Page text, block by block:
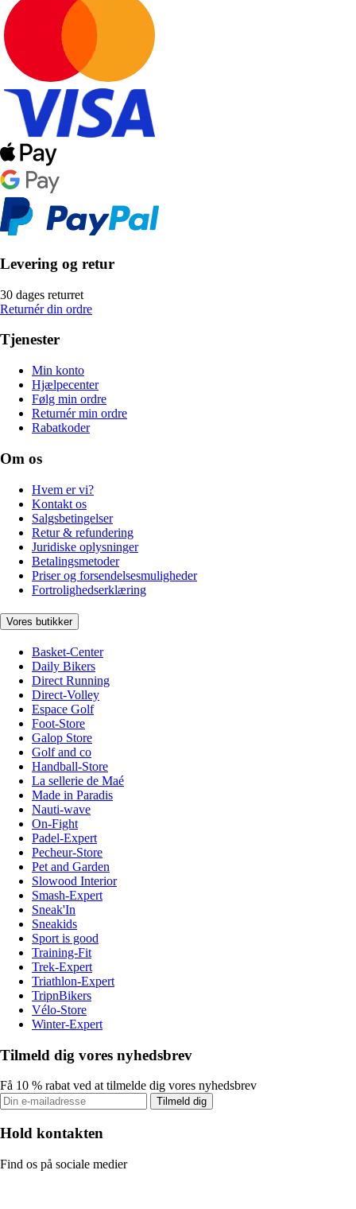
Levering og retur
30 dages returret
Returnér din ordre
Tjenester
Min konto
Hjælpecenter
Følg min ordre
Returnér min ordre
Rabatkoder
Om os
Hvem er vi?
Kontakt os
Salgsbetingelser
Retur & refundering
Juridiske oplysninger
Betalingsmetoder
Priser og forsendelsesmuligheder
Fortrolighedserklæring
Vores butikker
Basket-Center
Daily Bikers
Direct Running
Direct-Volley
Espace Golf
Foot-Store
Galop Store
Golf and co
Handball-Store
La sellerie de Maé
Made in Paradis
Nauti-wave
On-Fight
Padel-Expert
Pecheur-Store
Pet and Garden
Slowood Interior
Smash-Expert
Sneak'In
Sneakids
Sport is good
Training-Fit
Trek-Expert
Triathlon-Expert
TripnBikers
Vélo-Store
Winter-Expert
Tilmeld dig vores nyhedsbrev
Få 10 % rabat ved at tilmelde dig vores nyhedsbrev
Tilmeld dig
Hold kontakten
Find os på sociale medier